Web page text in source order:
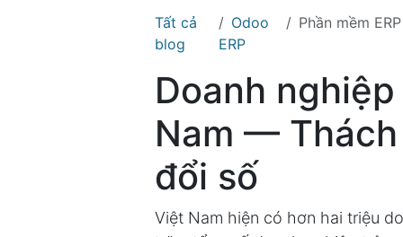
Tất cả
blog
Odoo
ERP
Phần mềm ERP
Doanh
Nam —
đổi số
Việt Nam hiện có hơn hai triệu